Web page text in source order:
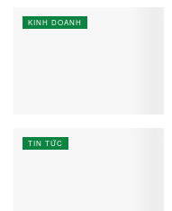
KINH DOANH
TIN TỨC